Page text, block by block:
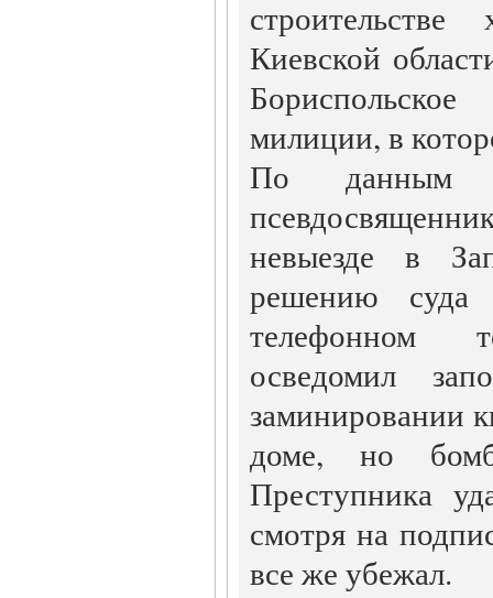
Киевской
милиции, в
По данным
невыезде в
решению суда
телефонном
осведомил
заминировании
доме, но
Преступника
смотря на
все же убежал.